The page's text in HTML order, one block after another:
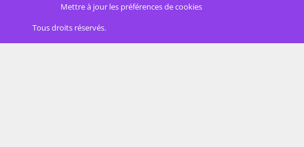
Mettre à jour les préférences de cookies
Tous droits réservés.